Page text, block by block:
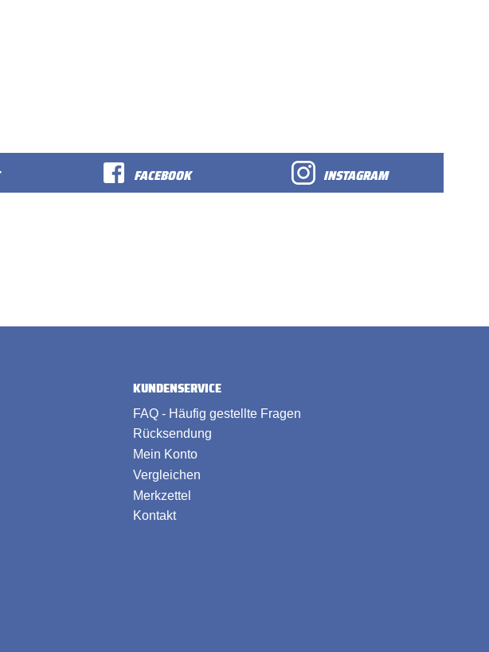
FACEBOOK INSTAGRAM
KUNDENSERVICE
FAQ - Häufig gestellte Fragen
Rücksendung
Mein Konto
Vergleichen
Merkzettel
Kontakt